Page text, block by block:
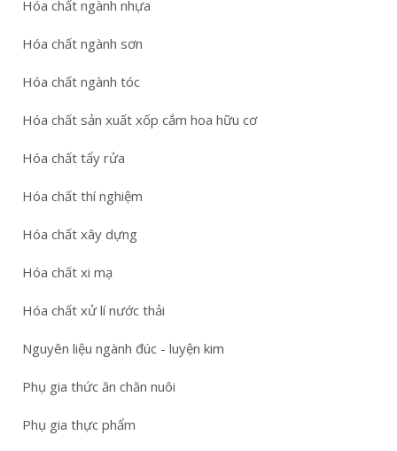
Hóa chất ngành nhựa
Hóa chất ngành sơn
Hóa chất ngành tóc
Hóa chất sản xuất xốp cắm hoa hữu cơ
Hóa chất tẩy rửa
Hóa chất thí nghiệm
Hóa chất xây dựng
Hóa chất xi mạ
Hóa chất xử lí nước thải
Nguyên liệu ngành đúc - luyện kim
Phụ gia thức ăn chăn nuôi
Phụ gia thực phẩm